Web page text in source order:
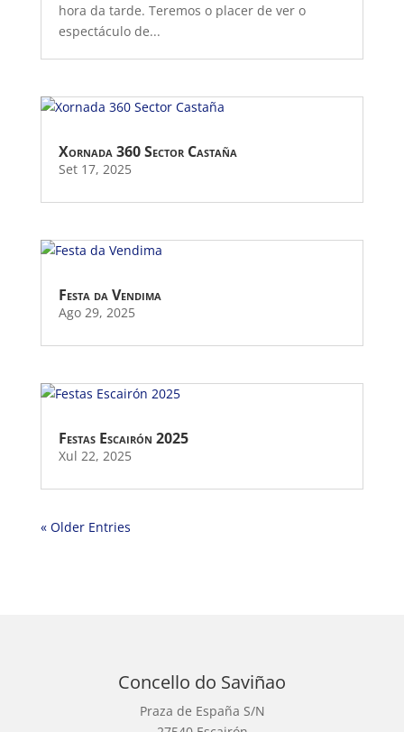
hora da tarde. Teremos o placer de ver o
espectáculo de...
Xornada 360 Sector Castaña
Set 17, 2025
Festa da Vendima
Ago 29, 2025
Festas Escairón 2025
Xul 22, 2025
« Older Entries
Concello do Saviñao
Praza de España S/N